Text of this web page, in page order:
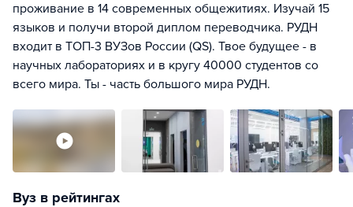
проживание в 14 современных общежитиях. Изучай 15
языков и получи второй диплом переводчика. РУДН
входит в ТОП-3 ВУЗов России (QS). Твое будущее - в
научных лабораториях и в кругу 40000 студентов со
всего мира. Ты - часть большого мира РУДН.
Вуз в рейтингах